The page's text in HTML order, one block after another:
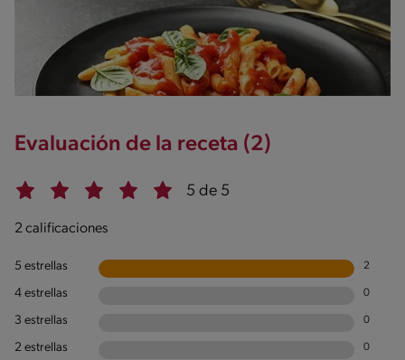
Evaluación de la receta (2)
5 de 5
2 calificaciones
5 estrellas 2
4 estrellas 0
3 estrellas 0
2 estrellas 0